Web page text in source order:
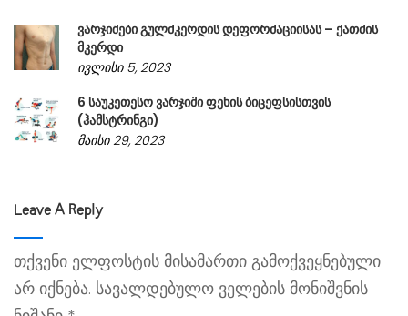
ვარჯიშები გულმკერდის დეფორმაციისას – ქათმის
მკერდი
ივლისი 5, 2023
6 საუკეთესო ვარჯიში ფეხის ბიცეფსისთვის
(ჰამსტრინგი)
მაისი 29, 2023
Leave A Reply
თქვენი ელფოსტის მისამართი გამოქვეყნებული
არ იქნება. სავალდებულო ველების მონიშვნის